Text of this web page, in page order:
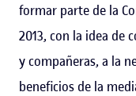
formar parte de la
2013, con la idea de
y compañeras, a la
beneficios de la